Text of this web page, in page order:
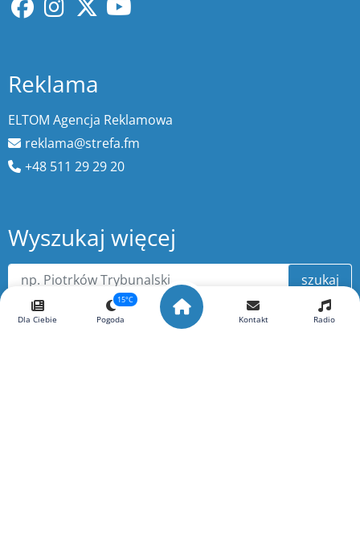
Reklama
ELTOM Agencja Reklamowa
reklama@strefa.fm
+48 511 29 29 20
Wyszukaj więcej
szukaj
Dla Ciebie
15°C
Pogoda Kontakt Radio